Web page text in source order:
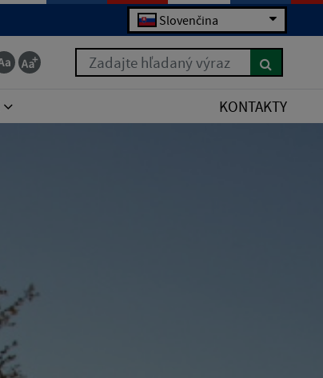
Slovenčina
Zadajte hľadaný výraz
KONTAKTY